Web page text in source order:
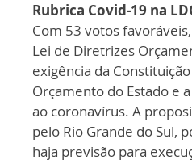
Rubrica Covid-19 na
Com 53 votos
Lei de Diretrizes
exigência da
Orçamento do Estado e
ao coronavírus. A
pelo Rio Grande do Sul,
haja previsão para